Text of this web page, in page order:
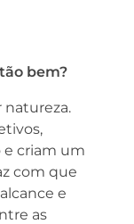
bem?
natureza.
e criam um
com que
e
as